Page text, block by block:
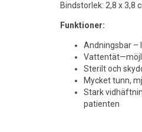
Bindstorlek: 2,8 x 3,8
Funktioner:
Andningsbar –
Sterilt och
Mycket tunn,
Stark
patienten